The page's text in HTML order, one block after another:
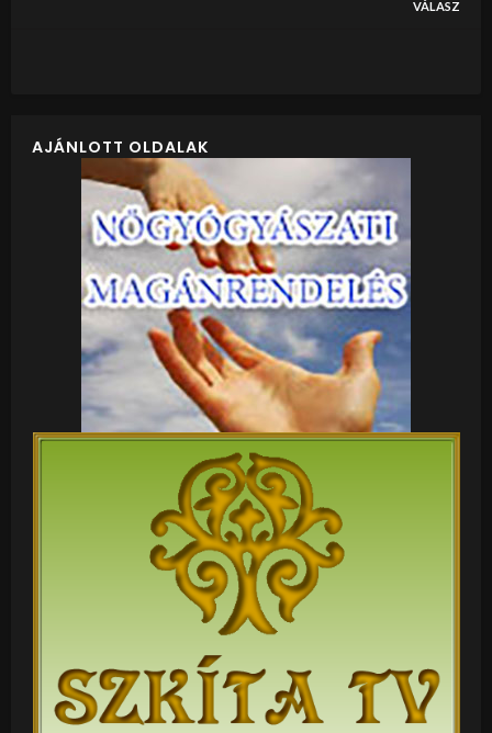
VÁLASZ
AJÁNLOTT OLDALAK